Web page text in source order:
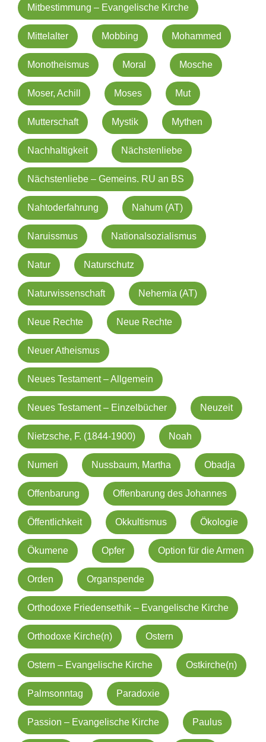
Mitbestimmung – Evangelische Kirche
Mittelalter Mobbing Mohammed
Monotheismus Moral Mosche
Moser, Achill Moses Mut
Mutterschaft Mystik Mythen
Nachhaltigkeit Nächstenliebe
Nächstenliebe – Gemeins. RU an BS
Nahtoderfahrung Nahum (AT)
Naruissmus Nationalsozialismus
Natur Naturschutz
Naturwissenschaft Nehemia (AT)
Neue Rechte Neue Rechte
Neuer Atheismus
Neues Testament – Allgemein
Neues Testament – Einzelbücher Neuzeit
Nietzsche, F. (1844-1900) Noah
Numeri Nussbaum, Martha Obadja
Offenbarung Offenbarung des Johannes
Öffentlichkeit Okkultismus Ökologie
Ökumene Opfer Option für die Armen
Orden Organspende
Orthodoxe Friedensethik – Evangelische Kirche
Orthodoxe Kirche(n) Ostern
Ostern – Evangelische Kirche Ostkirche(n)
Palmsonntag Paradoxie
Passion – Evangelische Kirche Paulus